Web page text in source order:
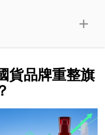
貨品牌重整旗